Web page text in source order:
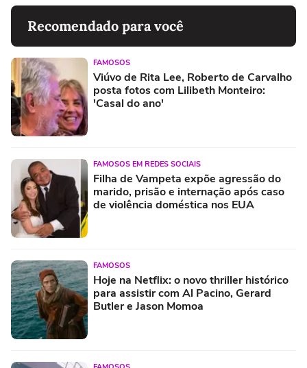
Recomendado para você
FAMOSOS
Viúvo de Rita Lee, Roberto de Carvalho
posta fotos com Lilibeth Monteiro:
'Casal do ano'
FAMOSOS EM REDES SOCIAIS
Filha de Vampeta expõe agressão do
marido, prisão e internação após caso
de violência doméstica nos EUA
FAMOSOS
Hoje na Netflix: o novo thriller histórico
para assistir com Al Pacino, Gerard
Butler e Jason Momoa